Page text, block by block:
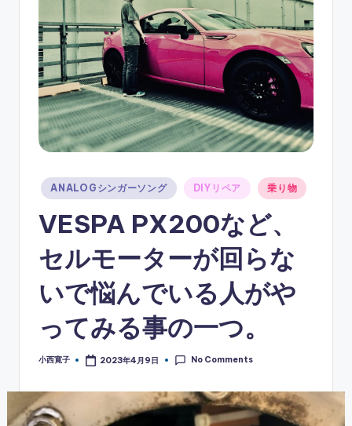
ン
グ
Posted
in
ANALOGシンガーソング DIYリペア 乗り物
VESPA PX200など、
セルモーターが回らな
いで悩んでいる人がや
ってみる事の一つ。
Posted
小西寛子 2023年4月9日 No Comments